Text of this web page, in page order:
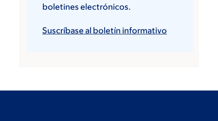
boletines electrónicos.
Suscríbase al boletín informativo